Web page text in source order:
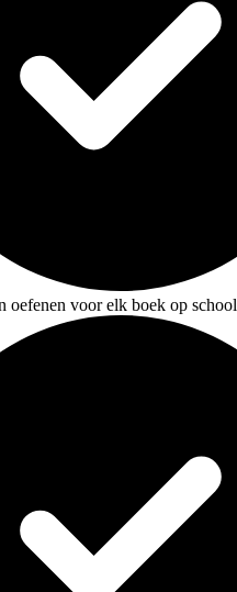
oefenen voor elk boek op school